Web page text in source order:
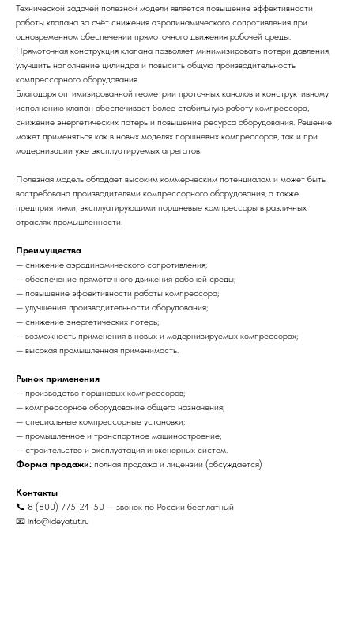
Технической задачей полезной модели является повышение эффективности
работы клапана за счёт снижения аэродинамического сопротивления при
одновременном обеспечении прямоточного движения рабочей среды.
Прямоточная конструкция клапана позволяет минимизировать потери давления,
улучшить наполнение цилиндра и повысить общую производительность
компрессорного оборудования.
Благодаря оптимизированной геометрии проточных каналов и конструктивному
исполнению клапан обеспечивает более стабильную работу компрессора,
снижение энергетических потерь и повышение ресурса оборудования. Решение
может применяться как в новых моделях поршневых компрессоров, так и при
модернизации уже эксплуатируемых агрегатов.
Полезная модель обладает высоким коммерческим потенциалом и может быть
востребована производителями компрессорного оборудования, а также
предприятиями, эксплуатирующими поршневые компрессоры в различных
отраслях промышленности.
Преимущества
— снижение аэродинамического сопротивления;
— обеспечение прямоточного движения рабочей среды;
— повышение эффективности работы компрессора;
— улучшение производительности оборудования;
— снижение энергетических потерь;
— возможность применения в новых и модернизируемых компрессорах;
— высокая промышленная применимость.
Рынок применения
— производство поршневых компрессоров;
— компрессорное оборудование общего назначения;
— специальные компрессорные установки;
— промышленное и транспортное машиностроение;
— строительство и эксплуатация инженерных систем.
Форма продажи: полная продажа и лицензии (обсуждается)
Контакты
📞 8 (800) 775-24-50 — звонок по России бесплатный
📧 info@ideyatut.ru